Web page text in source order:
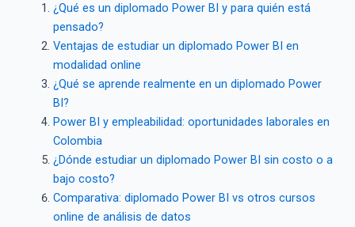
¿Qué es un diplomado Power BI y para quién está
pensado?
Ventajas de estudiar un diplomado Power BI en
modalidad online
¿Qué se aprende realmente en un diplomado Power
BI?
Power BI y empleabilidad: oportunidades laborales en
Colombia
¿Dónde estudiar un diplomado Power BI sin costo o a
bajo costo?
Comparativa: diplomado Power BI vs otros cursos
online de análisis de datos